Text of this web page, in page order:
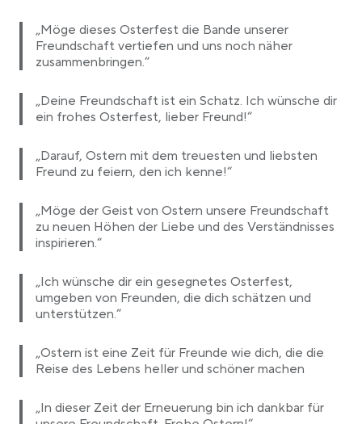
„Möge dieses Osterfest die Bande unserer
Freundschaft vertiefen und uns noch näher
zusammenbringen.“
„Deine Freundschaft ist ein Schatz. Ich wünsche dir
ein frohes Osterfest, lieber Freund!“
„Darauf, Ostern mit dem treuesten und liebsten
Freund zu feiern, den ich kenne!“
„Möge der Geist von Ostern unsere Freundschaft
zu neuen Höhen der Liebe und des Verständnisses
inspirieren.“
„Ich wünsche dir ein gesegnetes Osterfest,
umgeben von Freunden, die dich schätzen und
unterstützen.“
„Ostern ist eine Zeit für Freunde wie dich, die die
Reise des Lebens heller und schöner machen
„In dieser Zeit der Erneuerung bin ich dankbar für